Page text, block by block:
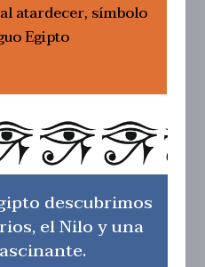
atardecer, símbolo
Egipto
descubrimos
el Nilo y una